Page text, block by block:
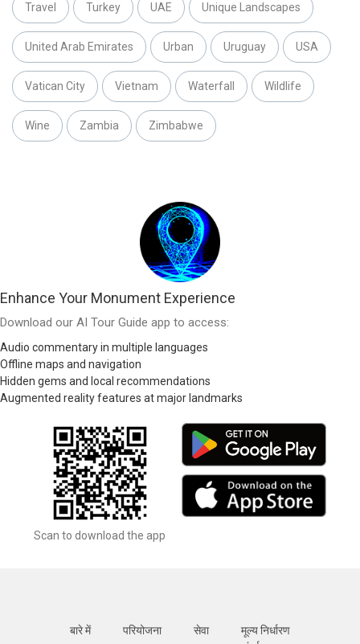
Travel Turkey UAE Unique Landscapes
United Arab Emirates Urban Uruguay USA
Vatican City Vietnam Waterfall Wildlife
Wine Zambia Zimbabwe
Enhance Your Monument Experience
Download our AI Tour Guide app to access:
Audio commentary in multiple languages
Offline maps and navigation
Hidden gems and local recommendations
Augmented reality features at major landmarks
Scan to download the app
बारे में परियोजना सेवा
मूल्य निर्धारण